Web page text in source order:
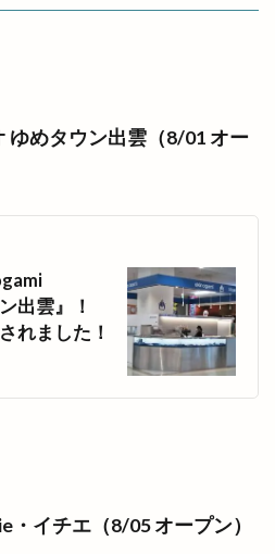
ゆめタウン出雲（8/01 オー
出雲』！
れました！
・イチエ（8/05 オープン）